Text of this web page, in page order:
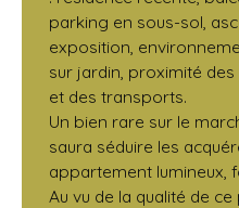
parking en sous-sol,
exposition,
sur jardin, proximité
et des transports.
Un bien rare sur le
saura séduire les
appartement lumineux,
Au vu de la qualité de